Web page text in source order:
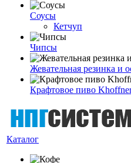
Соусы
Кетчуп
Чипсы
Жевательная резинка и
Крафтовое пиво
Каталог